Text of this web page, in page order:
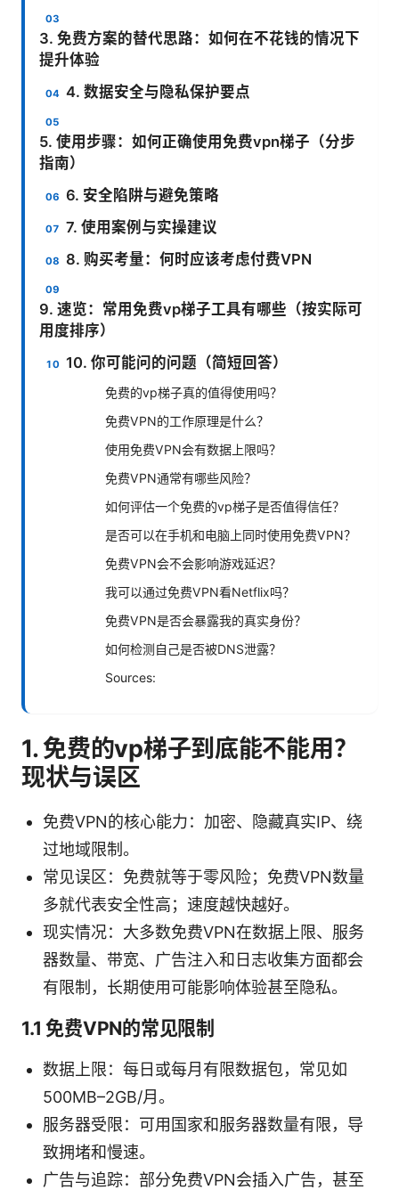
3. 免费方案的替代思路：如何在不花钱的情况下
提升体验
4. 数据安全与隐私保护要点
5. 使用步骤：如何正确使用免费vpn梯子（分步
指南）
6. 安全陷阱与避免策略
7. 使用案例与实操建议
8. 购买考量：何时应该考虑付费VPN
9. 速览：常用免费vp梯子工具有哪些（按实际可
用度排序）
10. 你可能问的问题（简短回答）
免费的vp梯子真的值得使用吗？
免费VPN的工作原理是什么？
使用免费VPN会有数据上限吗？
免费VPN通常有哪些风险？
如何评估一个免费的vp梯子是否值得信任？
是否可以在手机和电脑上同时使用免费VPN？
免费VPN会不会影响游戏延迟？
我可以通过免费VPN看Netflix吗？
免费VPN是否会暴露我的真实身份？
如何检测自己是否被DNS泄露？
Sources:
1. 免费的vp梯子到底能不能用？
现状与误区
免费VPN的核心能力：加密、隐藏真实IP、绕
过地域限制。
常见误区：免费就等于零风险；免费VPN数量
多就代表安全性高；速度越快越好。
现实情况：大多数免费VPN在数据上限、服务
器数量、带宽、广告注入和日志收集方面都会
有限制，长期使用可能影响体验甚至隐私。
1.1 免费VPN的常见限制
数据上限：每日或每月有限数据包，常见如
500MB–2GB/月。
服务器受限：可用国家和服务器数量有限，导
致拥堵和慢速。
广告与追踪：部分免费VPN会插入广告，甚至